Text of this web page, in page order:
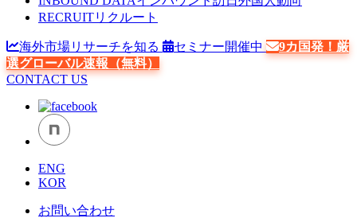
RECRUITリクルート
海外市場リサーチを知る セミナー開催中
9カ国発！厳
選グローバル速報（無料）
CONTACT US
ENG
KOR
お問い合わせ